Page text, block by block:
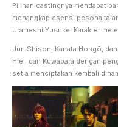
Pilihan castingnya mendapat
menangkap esensi pesona
Urameshi Yusuke. Karakter
Jun Shison, Kanata Hongō,
Hiei, dan Kuwabara dengan
setia menciptakan kembali